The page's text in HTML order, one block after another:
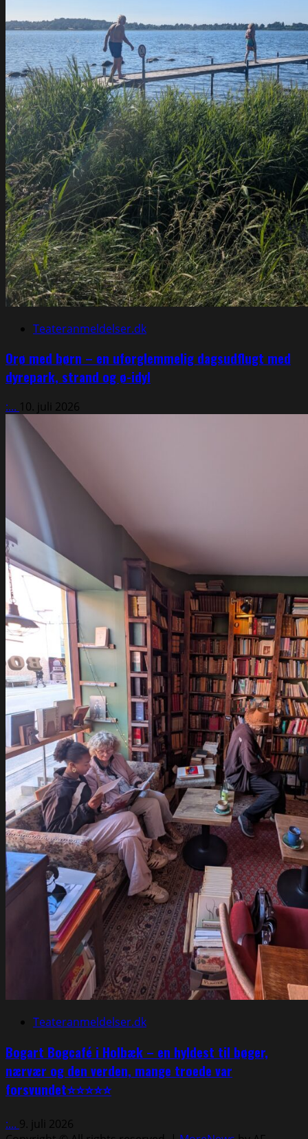
Teateranmeldelser.dk
Orø med børn – en uforglemmelig dagsudflugt med
dyrepark, strand og ø-idyl
:... 10. juli 2026
Teateranmeldelser.dk
Bogart Bogcafé i Holbæk – en hyldest til bøger,
nærvær og den verden, mange troede var
forsvundet⭐⭐⭐⭐⭐
:... 9. juli 2026